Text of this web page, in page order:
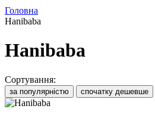
Головна
Hanibaba
Hanibaba
Сортування:
за популярністю спочатку дешевше